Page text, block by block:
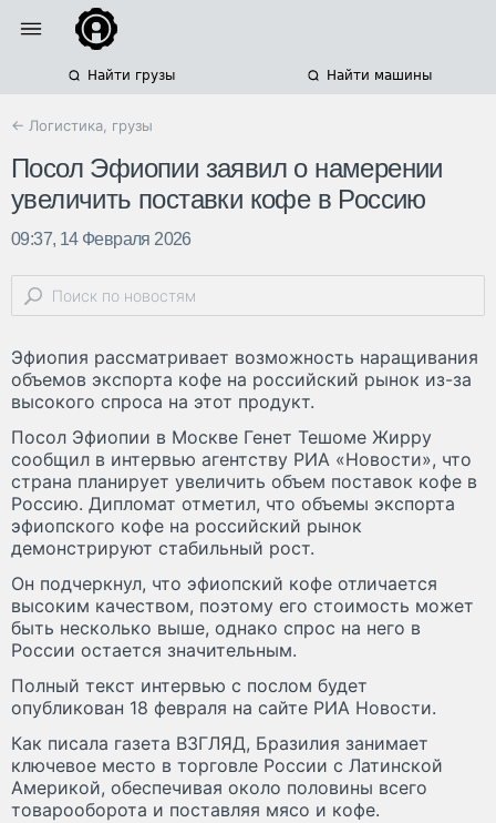
Найти грузы Найти машины
← Логистика, грузы
Посол Эфиопии заявил о намерении
увеличить поставки кофе в Россию
09:37, 14 Февраля 2026
Эфиопия рассматривает возможность наращивания
объемов экспорта кофе на российский рынок из-за
высокого спроса на этот продукт.
Посол Эфиопии в Москве Генет Тешоме Жирру
сообщил в интервью агентству РИА «Новости», что
страна планирует увеличить объем поставок кофе в
Россию. Дипломат отметил, что объемы экспорта
эфиопского кофе на российский рынок
демонстрируют стабильный рост.
Он подчеркнул, что эфиопский кофе отличается
высоким качеством, поэтому его стоимость может
быть несколько выше, однако спрос на него в
России остается значительным.
Полный текст интервью с послом будет
опубликован 18 февраля на сайте РИА Новости.
Как писала газета ВЗГЛЯД, Бразилия занимает
ключевое место в торговле России с Латинской
Америкой, обеспечивая около половины всего
товарооборота и поставляя мясо и кофе.